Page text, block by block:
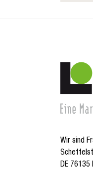
Wir sind
DE 76135